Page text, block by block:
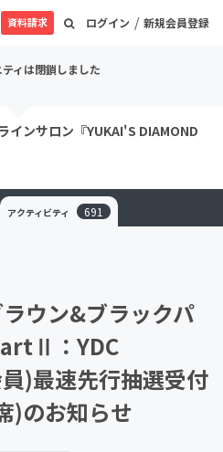
ログイン / 新規会員登録
資料請求
ィは閉鎖しました
インサロン『YUKAI'S DIAMOND
アクティビティ 691
ウン&ブラックパ
：YDC
)最速先行抽選受付
)のお知らせ